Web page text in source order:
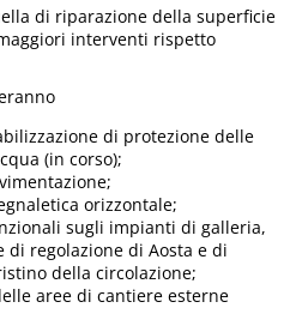
di riparazione della superficie
interventi rispetto
di protezione delle
(in corso);
orizzontale;
sugli impianti di galleria,
di regolazione di Aosta e di
della circolazione;
aree di cantiere esterne